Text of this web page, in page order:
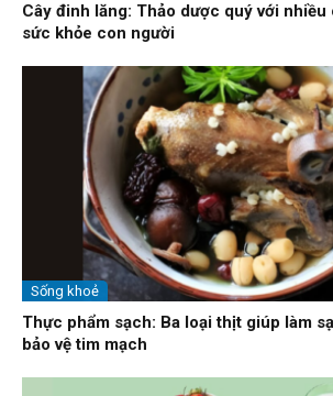
Cây đinh lăng: Thảo dược quý với
sức khỏe con người
Sống khoẻ
Thực phẩm sạch: Ba loại thịt giúp làm
bảo vệ tim mạch